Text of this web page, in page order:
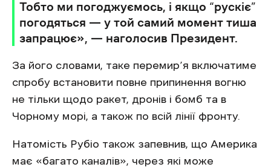
Тобто ми погоджуємось, і якщо “рускіє”
погодяться — у той самий момент тиша
запрацює», — наголосив Президент.
За його словами, таке перемир’я включатиме
спробу встановити повне припинення вогню
не тільки щодо ракет, дронів і бомб та в
Чорному морі, а також по всій лінії фронту.
Натомість Рубіо також запевнив, що Америка
має «багато каналів», через які може